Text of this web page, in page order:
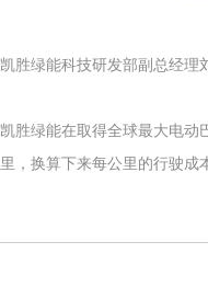
凯胜绿能科技研发部副总经理
凯胜绿能在取得全球最大电动
里，换算下来每公里的行驶成